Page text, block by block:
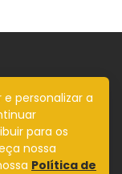
personalizar a
para os
nossa
Política de